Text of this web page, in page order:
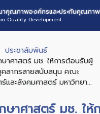
คุณภาพองค์กรและประกันคุณภาพ
Quality Development
ประชาสัมพันธ์
าศาสตร์ มช. ให้การต้อนรับผู้
คลากรสายสนับสนุน คณะ
และสังคมศาสตร์ มหาวิทยา...
าศาสตร์ มช. ให้